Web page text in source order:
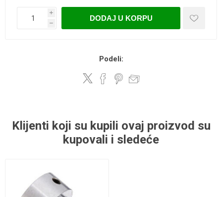
i
h
DODAJ U KORPU
Podeli:
Klijenti koji su kupili ovaj proizvod su
kupovali i sledeće